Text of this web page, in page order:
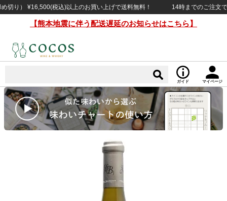
） ¥16,500(税込)以上のお買い上げで送料無料！ 14時までのご注文で当
【熊本地震に伴う配送遅延のお知らせはこちら】
ガイド マイページ